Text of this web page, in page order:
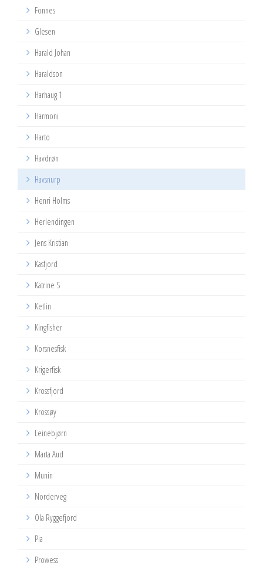
Fonnes
Glesen
Harald Johan
Haraldson
Harhaug 1
Harmoni
Harto
Havdrøn
Havsnurp
Henri Holms
Herlendingen
Jens Kristian
Kasfjord
Katrine S
Ketlin
Kingfisher
Korsnesfisk
Krigerfisk
Krossfjord
Krossøy
Leinebjørn
Marta Aud
Munin
Norderveg
Ola Ryggefjord
Pia
Prowess